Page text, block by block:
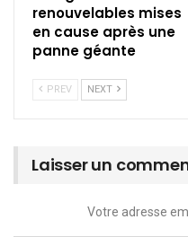
renouvelables mises
en cause après une
panne géante
PREV NEXT
Laisser un
Votre adresse